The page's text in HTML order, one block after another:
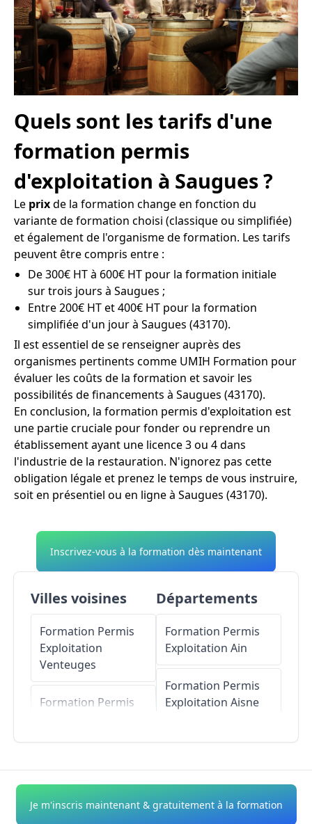
Quels sont les tarifs d'une
formation permis
d'exploitation à Saugues ?
Le prixde la formation change en fonction du
variante de formation choisi (classique ou simplifiée)
et également de l'organisme de formation. Les tarifs
peuvent être compris entre :
De 300€ HT à 600€ HT pour la formation initiale
sur trois jours à Saugues ;
Entre 200€ HT et 400€ HT pour la formation
simplifiée d'un jour à Saugues (43170).
Il est essentiel de se renseigner auprès des
organismes pertinents comme UMIH Formation pour
évaluer les coûts de la formation et savoir les
possibilités de financements à Saugues (43170).
En conclusion, la formation permis d'exploitation est
une partie cruciale pour fonder ou reprendre un
établissement ayant une licence 3 ou 4 dans
l'industrie de la restauration. N'ignorez pas cette
obligation légale et prenez le temps de vous instruire,
soit en présentiel ou en ligne à Saugues (43170).
Inscrivez-vous à la formation dès maintenant
Villes voisines
Formation Permis
Exploitation
Venteuges
Formation Permis
Formation Permis
ExploitationGrèzes
Départements
Formation Permis
Exploitation Ain
Formation Permis
Exploitation Aisne
Formation Permis
ExploitationAlpes-
Je m'inscris maintenant & gratuitement à la formation